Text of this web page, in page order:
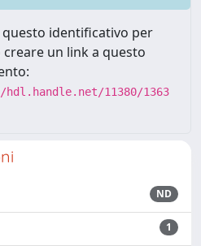
questo identificativo per
creare un link a questo
11380/1363
ND
1